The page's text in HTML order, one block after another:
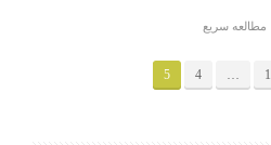
مطالعه سریع
1
…
4
5